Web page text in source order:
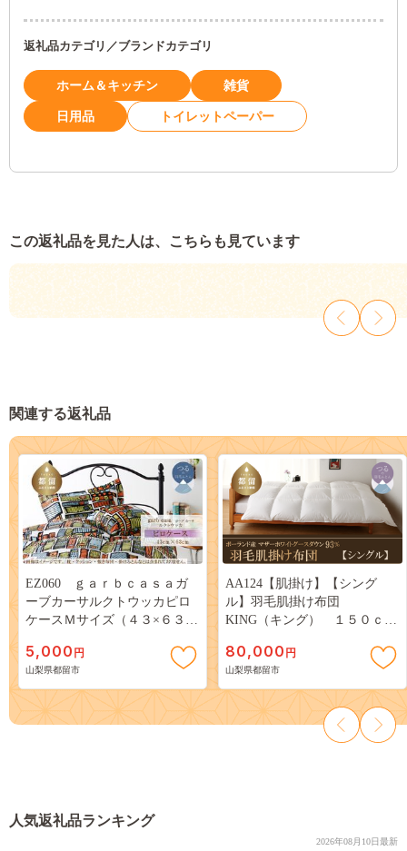
返礼品カテゴリ／ブランドカテゴリ
ホーム＆キッチン 雑貨
日用品 トイレットペーパー
この返礼品を見た人は、こちらも見ています
関連する返礼品
EZ060 ｇａｒｂｃａｓａガ
ーブカーサルクトウッカピロ
ケースＭサイズ（４３×６３ｃ
5,000 円
山梨県都留市
AA124【肌掛け】【シング
ル】羽毛肌掛け布団
KING（キング） １５０ｃｍ
とん）
80,000 円
山梨県都留市
人気返礼品ランキング
2026年08月10日最新